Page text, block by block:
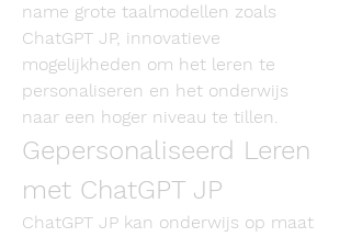
name grote taalmodellen zoals
ChatGPT JP, innovatieve
mogelijkheden om het leren te
personaliseren en het onderwijs
naar een hoger niveau te tillen.
Gepersonaliseerd Leren
met ChatGPT JP
ChatGPT JP kan onderwijs op maat